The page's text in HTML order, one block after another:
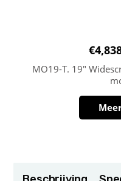
€
MO19-T. 19″